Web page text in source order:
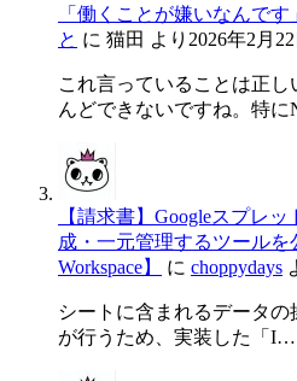
「働くことが嫌いなんで
と に 猫田 より 2026年2月22
これ言っていることは正
んどできないですね。特
【請求書】Googleスプレ
成・一元管理するツールを
Workspace】
に choppydays
シートに含まれるデータの
が行うため、実装した「I…